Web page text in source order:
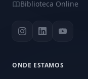
Biblioteca Online
ONDE ESTAMOS